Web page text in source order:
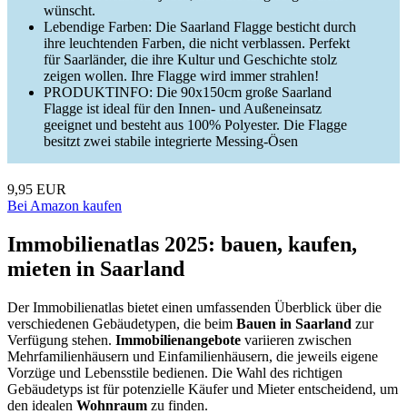
wünscht.
Lebendige Farben: Die Saarland Flagge besticht durch
ihre leuchtenden Farben, die nicht verblassen. Perfekt
für Saarländer, die ihre Kultur und Geschichte stolz
zeigen wollen. Ihre Flagge wird immer strahlen!
PRODUKTINFO: Die 90x150cm große Saarland
Flagge ist ideal für den Innen- und Außeneinsatz
geeignet und besteht aus 100% Polyester. Die Flagge
besitzt zwei stabile integrierte Messing-Ösen
9,95 EUR
Bei Amazon kaufen
Immobilienatlas 2025: bauen, kaufen,
mieten in Saarland
Der Immobilienatlas bietet einen umfassenden Überblick über die
verschiedenen Gebäudetypen, die beim Bauen in Saarland zur
Verfügung stehen. Immobilienangebote variieren zwischen
Mehrfamilienhäusern und Einfamilienhäusern, die jeweils eigene
Vorzüge und Lebensstile bedienen. Die Wahl des richtigen
Gebäudetyps ist für potenzielle Käufer und Mieter entscheidend, um
den idealen Wohnraum zu finden.